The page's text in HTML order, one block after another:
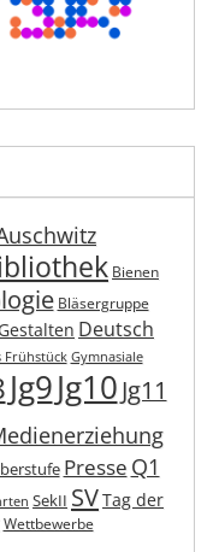
Bienen
Bläsergruppe
Deutsch
Frühstück Gymnasiale
Jg9Jg10Jg11
Presse Q1
SekII SVTag der
Wettbewerbe